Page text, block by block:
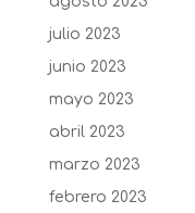
julio 2023
junio 2023
mayo 2023
abril 2023
marzo 2023
febrero 2023